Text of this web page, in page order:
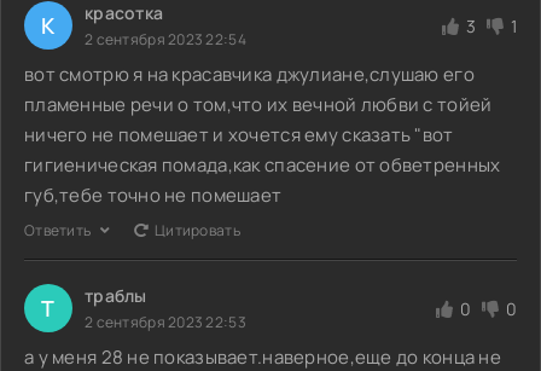
К красотка
2 сентября 2023 22:54
3 1
вот смотрю я на красавчика джулиане,слушаю его
пламенные речи о том,что их вечной любви с тойей
ничего не помешает и хочется ему сказать "вот
гигиеническая помада,как спасение от обветренных
губ,тебе точно не помешает
Ответить Цитировать
Т траблы
2 сентября 2023 22:53
0 0
а у меня 28 не показывает.наверное,еще до конца не